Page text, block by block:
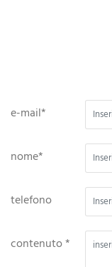
e-mail*
nome*
telefono
contenuto *